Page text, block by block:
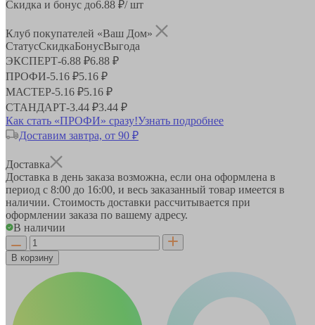
Скидка и бонус до6.88 ₽/ шт
Клуб покупателей «Ваш Дом»
СтатусСкидкаБонусВыгода
ЭКСПЕРТ-6.88 ₽6.88 ₽
ПРОФИ-5.16 ₽5.16 ₽
МАСТЕР-5.16 ₽5.16 ₽
СТАНДАРТ-3.44 ₽3.44 ₽
Как стать «ПРОФИ» сразу!Узнать подробнее
Доставим завтра, от 90 ₽
Доставка
Доставка в день заказа возможна, если она оформлена в
период с 8:00 до 16:00, и весь заказанный товар имеется в
наличии. Стоимость доставки рассчитывается при
оформлении заказа по вашему адресу.
В наличии
В корзину